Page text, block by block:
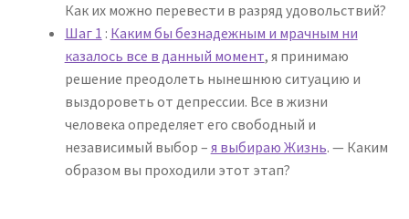
Как их можно перевести в разряд удовольствий?
Шаг 1 : Каким бы безнадежным и мрачным ни
казалось все в данный момент, я принимаю
решение преодолеть нынешнюю ситуацию и
выздороветь от депрессии. Все в жизни
человека определяет его свободный и
независимый выбор – я выбираю Жизнь. — Каким
образом вы проходили этот этап?